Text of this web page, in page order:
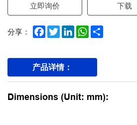
立即询价 下载
分享： Facebook
TwitterLinkedInWhatsApp
产品详情：
Dimensions (Unit: mm):